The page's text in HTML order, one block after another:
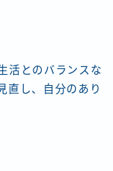
活とのバランスな
直し、自分のあり